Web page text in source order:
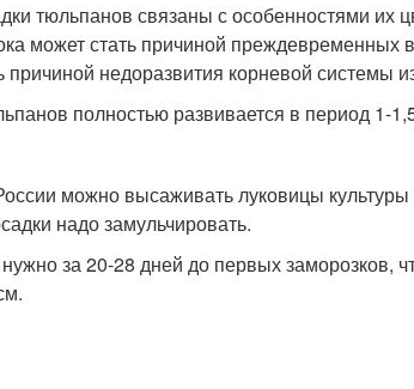
тюльпанов связаны с особенностями их
может стать причиной преждевременных
причиной недоразвития корневой системы
полностью развивается в период 1-
можно высаживать луковицы культуры
надо замульчировать.
за 20-28 дней до первых заморозков,